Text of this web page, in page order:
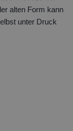
alten Form kann
unter Druck